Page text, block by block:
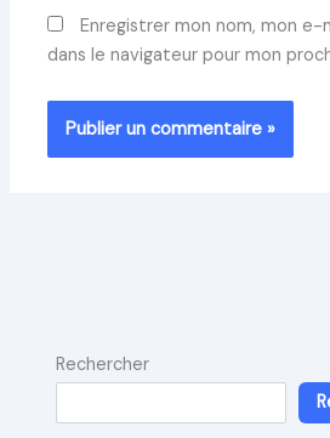
Enregistrer mon nom, mon
dans le navigateur pour mon
Rechercher